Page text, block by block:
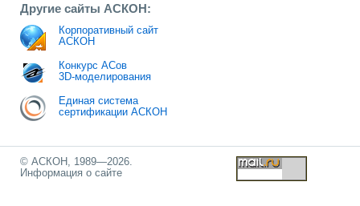
Другие сайты АСКОН:
Корпоративный сайт
АСКОН
Конкурс АСов
3D-моделирования
Единая система
сертификации АСКОН
© АСКОН, 1989—2026.
Информация о сайте